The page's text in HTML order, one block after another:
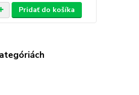
Pridať do košíka